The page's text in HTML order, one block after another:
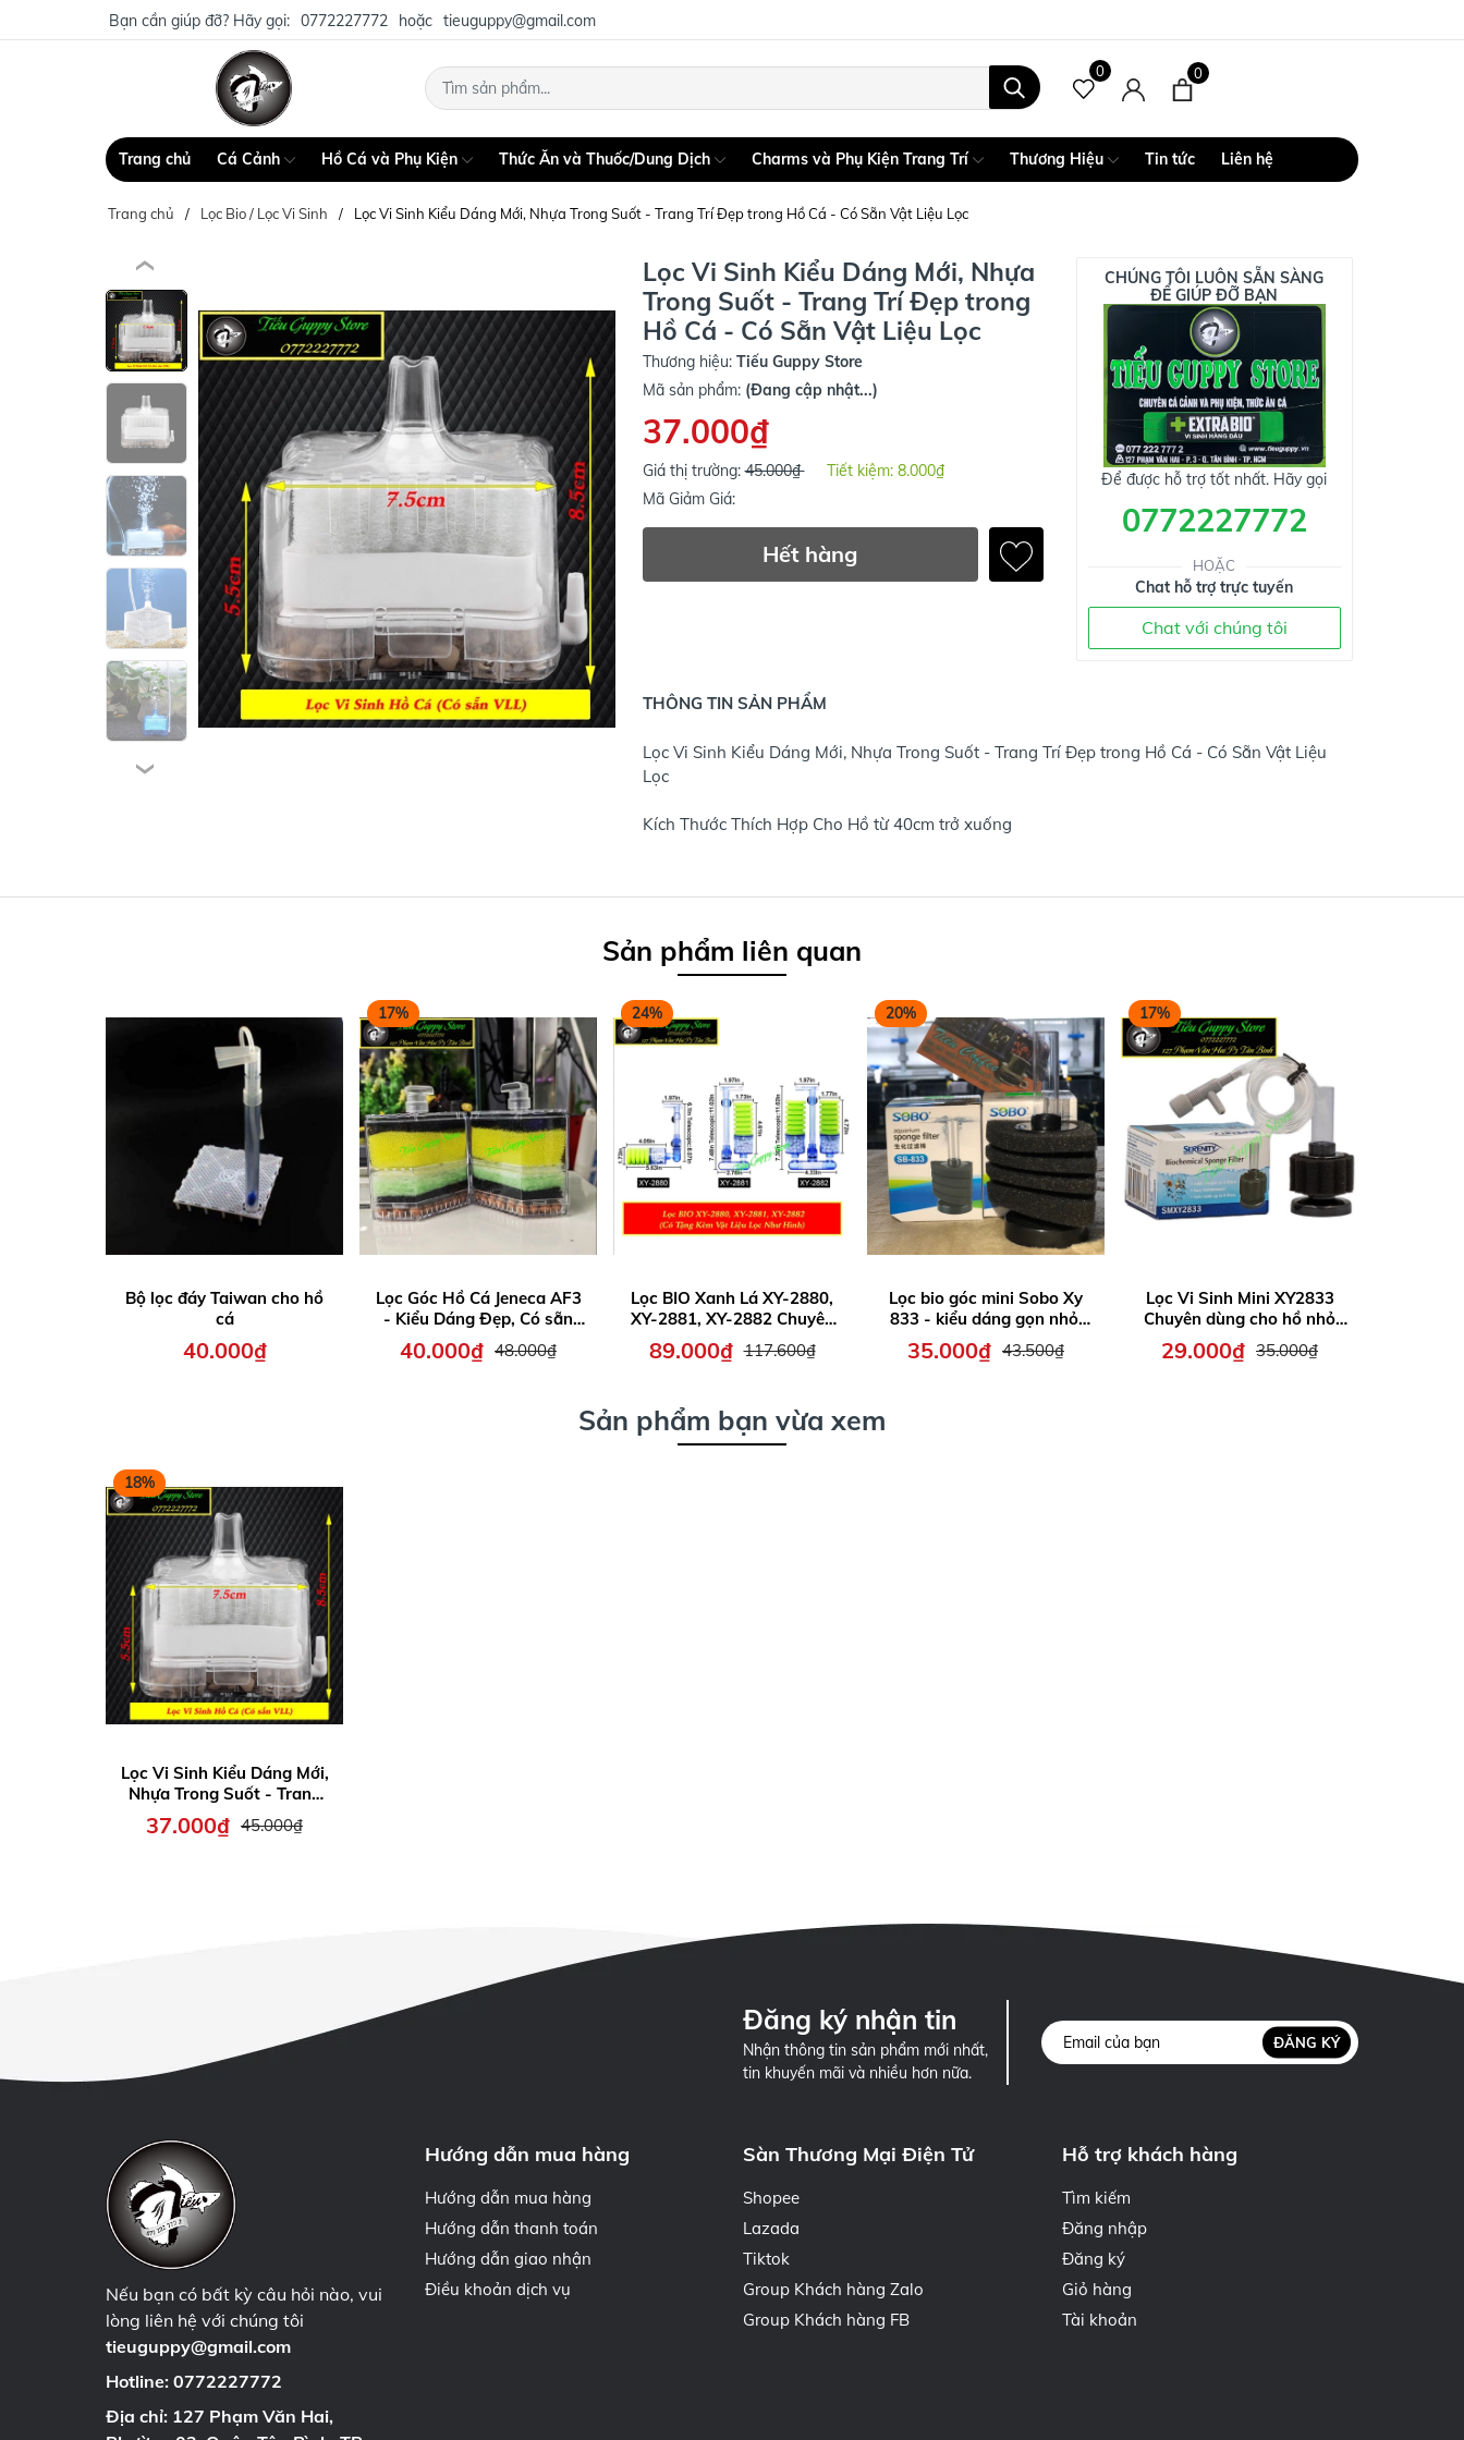
Bạn cần giúp đỡ? Hãy gọi: 0772227772 hoặc tieuguppy@gmail.com
0 0
Trang chủ Cá Cảnh Hồ Cá và Phụ Kiện Thức Ăn và Thuốc/Dung Dịch Charms và Phụ Kiện Trang Trí Thương Hiệu Tin tức Liên hệ
Trang chủ Lọc Bio / Lọc Vi Sinh Lọc Vi Sinh Kiểu Dáng Mới, Nhựa Trong Suốt - Trang Trí Đẹp trong Hồ Cá - Có Sẵn Vật Liệu Lọc
Lọc Vi Sinh Kiểu Dáng Mới, Nhựa
Trong Suốt - Trang Trí Đẹp trong
Hồ Cá - Có Sẵn Vật Liệu Lọc
Thương hiệu: Tiếu Guppy Store
Mã sản phẩm: (Đang cập nhật...)
37.000₫
Giá thị trường:45.000₫ Tiết kiệm: 8.000₫
Mã Giảm Giá:
Hết hàng
CHÚNG TÔI LUÔN SẴN SÀNG
ĐỂ GIÚP ĐỠ BẠN
Để được hỗ trợ tốt nhất. Hãy gọi
0772227772
HOẶC
Chat hỗ trợ trực tuyến
Chat với chúng tôi
THÔNG TIN SẢN PHẨM
Lọc Vi Sinh Kiểu Dáng Mới, Nhựa Trong Suốt - Trang Trí Đẹp trong Hồ Cá - Có Sẵn Vật Liệu
Lọc
Kích Thước Thích Hợp Cho Hồ từ 40cm trở xuống
Sản phẩm liên quan
Bộ lọc đáy Taiwan cho hồ
cá
40.000₫
17%
Lọc Góc Hồ Cá Jeneca AF3
- Kiểu Dáng Đẹp, Có sẵn
vật liệu lọc và nhiều lớp
bông lọc
40.000₫ 48.000₫
24%
Lọc BIO Xanh Lá XY-2880,
XY-2881, XY-2882 Chuyên
Dụng cho Hồ Tép Cảnh và
Cá Cảnh (Tặng kèm vật liệu
89.000₫ 117.600₫
20%
Lọc bio góc mini Sobo Xy
833 - kiểu dáng gọn nhỏ,
bông lọc mịn, thích hợp cho
hồ mini
35.000₫ 43.500₫
17%
Lọc Vi Sinh Mini XY2833
Chuyên dùng cho hồ nhỏ
(tặng kèm van và dây oxy)
29.000₫ 35.000₫
Sản phẩm bạn vừa xem
18%
Lọc Vi Sinh Kiểu Dáng Mới,
Nhựa Trong Suốt - Trang
Trí Đẹp trong Hồ Cá - Có
Sẵn Vật Liệu Lọc
37.000₫ 45.000₫
Đăng ký nhận tin
Nhận thông tin sản phẩm mới nhất,
tin khuyến mãi và nhiều hơn nữa.
ĐĂNG KÝ
Nếu bạn có bất kỳ câu hỏi nào, vui
lòng liên hệ với chúng tôi
tieuguppy@gmail.com
Hotline: 0772227772
Địa chỉ: 127 Phạm Văn Hai,
Hướng dẫn mua hàng
Hướng dẫn mua hàng
Hướng dẫn thanh toán
Hướng dẫn giao nhận
Điều khoản dịch vụ
Sàn Thương Mại Điện Tử
Shopee
Lazada
Tiktok
Group Khách hàng Zalo
Group Khách hàng FB
Hỗ trợ khách hàng
Tìm kiếm
Đăng nhập
Đăng ký
Giỏ hàng
Tài khoản